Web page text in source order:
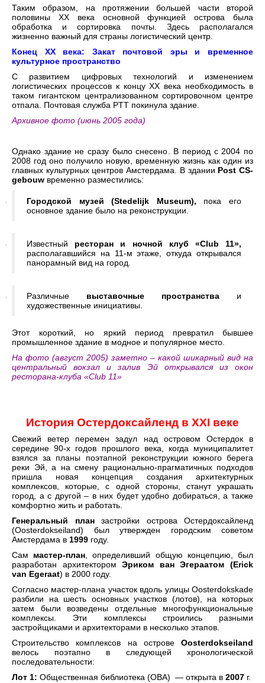
Таким образом, на протяжении большей части второй
половины XX века основной функцией острова была
обработка и сортировка почты. Здесь располагался
жизненно важный для страны логистический центр.
Конец XX века: Закат почтовой эры и временное
культурное пространство
С развитием цифровых технологий и изменением
логистических процессов к концу XX века необходимость в
таком гигантском централизованном сортировочном центре
отпала. Почтовая служба PTT покинула здание.
Архивное фото (июнь 2005 года)
Однако здание не сразу было снесено. В период с 2004 по
2008 год оно получило новую, временную жизнь как один из
главных культурных центров Амстердама. В здании Post CS-
gebouw временно разместились:
Городской музей (Stedelijk Museum), пока его
основное здание было на реконструкции.
Известный ресторан и ночной клуб «Club 11»,
располагавшийся на 11-м этаже, откуда открывался
панорамный вид на город.
Различные выставочные пространства и
художественные инициативы.
Этот короткий, но яркий период превратил бывшее
промышленное здание в модное и популярное место.
На фото (август 2005) заметно – какой шикарный вид на
центральный вокзал и залив Эй открывался из окон
ресторана-клуба «Club 11»
История Остердоксайленд в XXI веке
Свежий ветер перемен задул над островом Остердок в
середине 90-х годов прошлого века, когда муниципалитет
взялся за планы поэтапной реконструкции южного берега
реки Эй, а на смену рационально-прагматичных подходов
пришла новая концепция создания архитектурных
комплексов, которые, с одной стороны, станут украшать
город, а с другой – в них будет удобно добираться, а также
комфортно жить и работать.
Генеральный планзастройки острова Остердоксайленд
(Oosterdokseiland) был утвержден городским советом
Амстердама в 1999 году.
Сам мастер-план, определивший общую концепцию, был
разработан архитектором Эриком ван Эгераатом (Erick
van Egeraat) в 2000 году.
Согласно мастер-плана участок вдоль улицы Oosterdokskade
разбили на шесть основных участков (лотов), на которых
затем были возведены отдельные многофункциональные
комплексы. Эти комплексы строились разными
застройщиками и архитекторами в несколько этапов.
Строительство комплексов на острове Oosterdokseiland
велось поэтапно в следующей хронологической
последовательности:
Лот 1: Общественная библиотека (OBA) — открыта в 2007 г.